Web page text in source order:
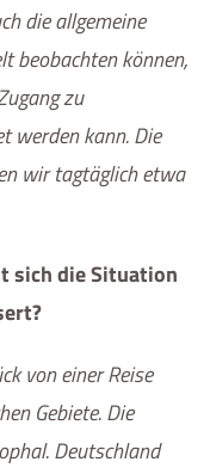
die allgemeine
beobachten können,
zu
werden kann. Die
wir tagtäglich etwa
sich die Situation
von einer Reise
Gebiete. Die
Deutschland